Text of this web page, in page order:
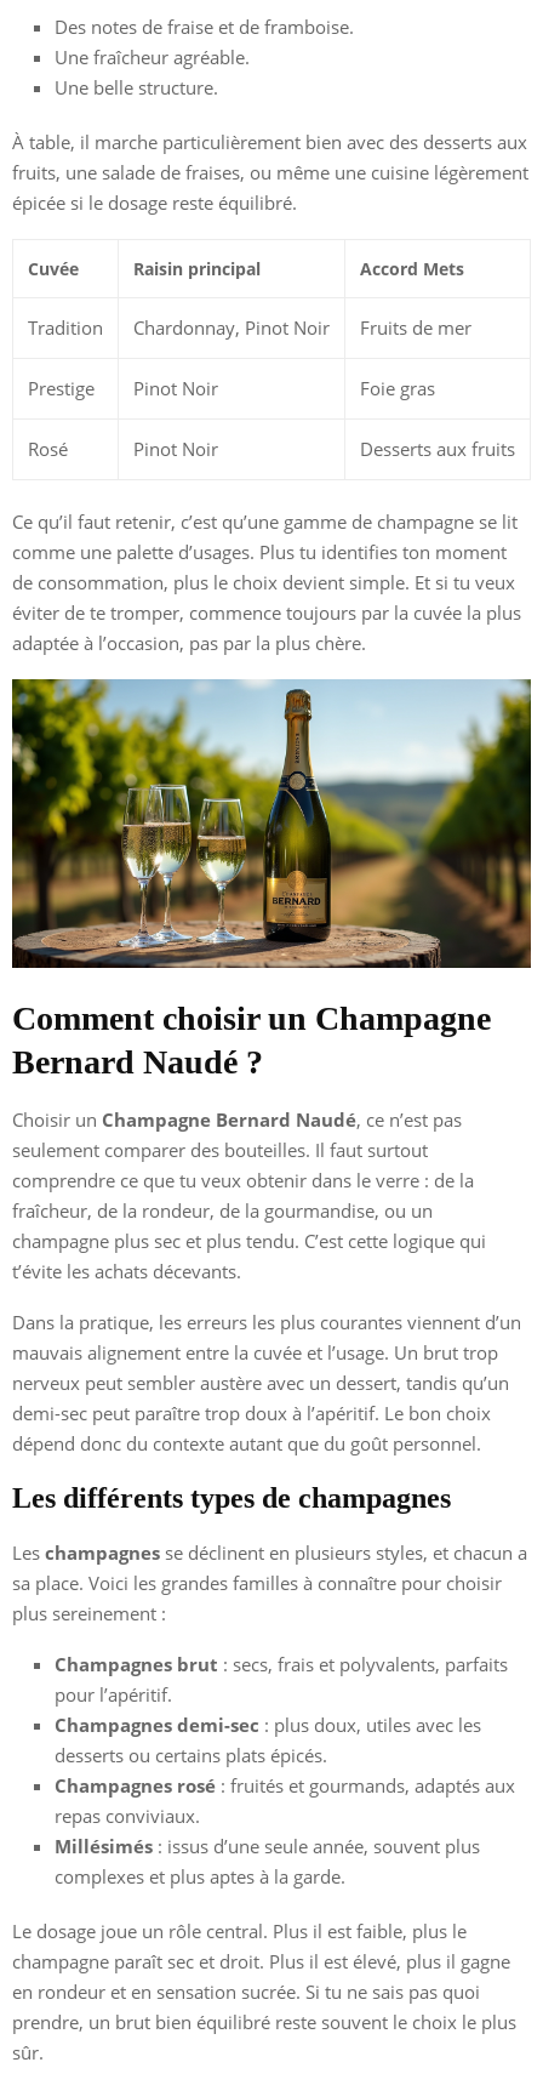
Des notes de fraise et de framboise.
Une fraîcheur agréable.
Une belle structure.
À table, il marche particulièrement bien avec des desserts aux
fruits, une salade de fraises, ou même une cuisine légèrement
épicée si le dosage reste équilibré.
Cuvée Raisin principal Accord Mets
Tradition Chardonnay, Pinot Noir Fruits de mer
Prestige Pinot Noir Foie gras
Rosé Pinot Noir Desserts aux fruits
Ce qu’il faut retenir, c’est qu’une gamme de champagne se lit
comme une palette d’usages. Plus tu identifies ton moment
de consommation, plus le choix devient simple. Et si tu veux
éviter de te tromper, commence toujours par la cuvée la plus
adaptée à l’occasion, pas par la plus chère.
Comment choisir un Champagne
Bernard Naudé ?
Choisir un Champagne Bernard Naudé, ce n’est pas
seulement comparer des bouteilles. Il faut surtout
comprendre ce que tu veux obtenir dans le verre : de la
fraîcheur, de la rondeur, de la gourmandise, ou un
champagne plus sec et plus tendu. C’est cette logique qui
t’évite les achats décevants.
Dans la pratique, les erreurs les plus courantes viennent d’un
mauvais alignement entre la cuvée et l’usage. Un brut trop
nerveux peut sembler austère avec un dessert, tandis qu’un
demi-sec peut paraître trop doux à l’apéritif. Le bon choix
dépend donc du contexte autant que du goût personnel.
Les différents types de champagnes
Les champagnes se déclinent en plusieurs styles, et chacun a
sa place. Voici les grandes familles à connaître pour choisir
plus sereinement :
Champagnes brut : secs, frais et polyvalents, parfaits
pour l’apéritif.
Champagnes demi-sec : plus doux, utiles avec les
desserts ou certains plats épicés.
Champagnes rosé : fruités et gourmands, adaptés aux
repas conviviaux.
Millésimés : issus d’une seule année, souvent plus
complexes et plus aptes à la garde.
Le dosage joue un rôle central. Plus il est faible, plus le
champagne paraît sec et droit. Plus il est élevé, plus il gagne
en rondeur et en sensation sucrée. Si tu ne sais pas quoi
prendre, un brut bien équilibré reste souvent le choix le plus
sûr.